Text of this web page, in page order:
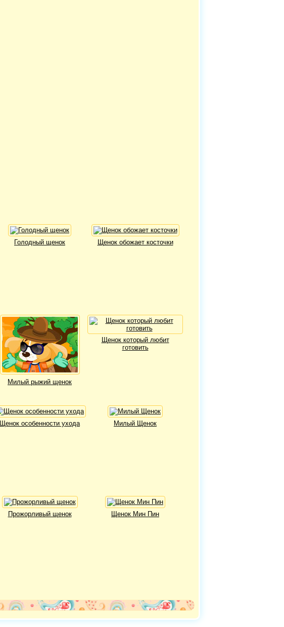
Голодный щенок Щенок обожает косточки
Милый рыжий щенок
Щенок который любит
готовить
Щенок особенности ухода Милый Щенок
Прожорливый щенок Щенок Мин Пин